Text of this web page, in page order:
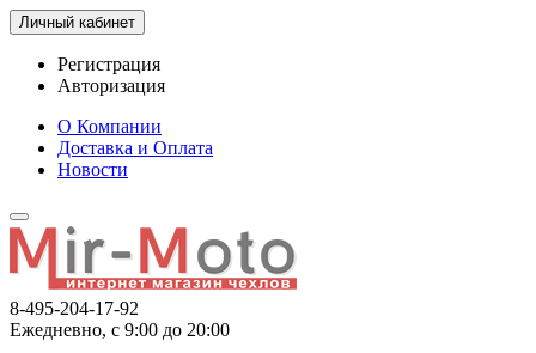
Личный кабинет
Регистрация
Авторизация
О Компании
Доставка и Оплата
Новости
8-495-204-17-92
Ежедневно, с 9:00 до 20:00